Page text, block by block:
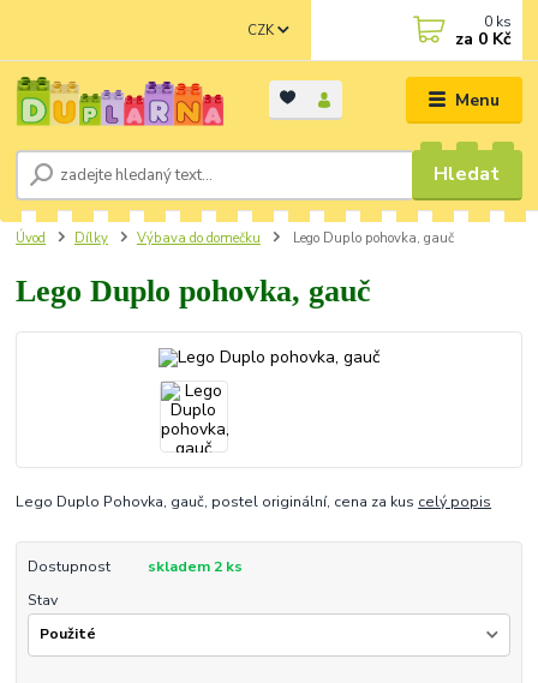
Menu
CZK
Hledat
0 ks
za 0 Kč
Úvod Dílky Výbava do domečku Lego Duplo pohovka, gauč
Lego Duplo pohovka, gauč
Lego Duplo Pohovka, gauč, postel originální, cena za kus celý popis
Dostupnost
skladem 2 ks
Stav